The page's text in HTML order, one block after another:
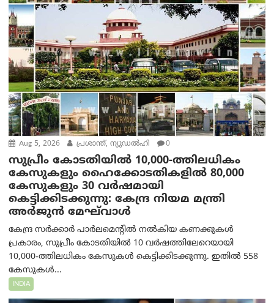
Aug 5, 2026 പ്രശാന്ത്, ന്യൂഡല്‍ഹി 0
സുപ്രീം കോടതിയിൽ 10,000-ത്തിലധികം
കേസുകളും ഹൈക്കോടതികളിൽ 80,000
കേസുകളും 30 വർഷമായി
കെട്ടിക്കിടക്കുന്നു: കേന്ദ്ര നിയമ മന്ത്രി
അര്‍ജുന്‍ മേഘ്‌വാള്‍
കേന്ദ്ര സർക്കാർ പാർലമെന്റിൽ നൽകിയ കണക്കുകൾ
പ്രകാരം, സുപ്രീം കോടതിയിൽ 10 വർഷത്തിലേറെയായി
10,000-ത്തിലധികം കേസുകൾ കെട്ടിക്കിടക്കുന്നു. ഇതിൽ 558
കേസുകൾ...
INDIA